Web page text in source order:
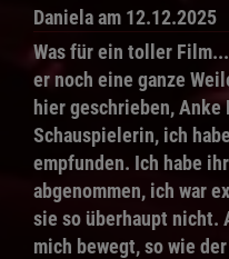
Danielaam 12.12.2025
Was für ein toller
er noch eine ganze
hier geschrieben,
Schauspielerin, ich
empfunden. Ich habe
abgenommen, ich war
sie so überhaupt nicht.
mich bewegt, so wie